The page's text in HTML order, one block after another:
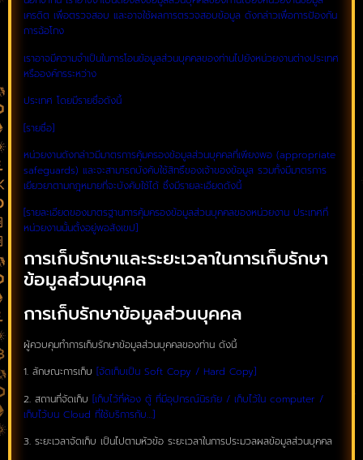
เครดิต เพื่อตรวจสอบ และอาจใช้ผลการตรวจสอบข้อมูล ดังกล่าวเพื่อการป้องกัน
การฉ้อโกง
เราอาจมีความจำเป็นในการโอนข้อมูลส่วนบุคคลของท่านไปยังหน่วยงานต่างประเทศ
หรือองค์กรระหว่าง
ประเทศ โดยมีรายชื่อดังนี้
[รายชื่อ]
หน่วยงานดังกล่าวมีมาตรการคุ้มครองข้อมูลส่วนบุคคลที่เพียงพอ (appropriate
safeguards) และจะสามารถบังคับใช้สิทธิ์ของเจ้าของข้อมูล รวมทั้งมีมาตรการ
เยียวยาตามกฎหมายที่จะบังคับใช้ได้ ซึ่งมีรายละเอียดดังนี้
[รายละเอียดของมาตรฐานการคุ้มครองข้อมูลส่วนบุคคลของหน่วยงาน ประเทศที่
หน่วยงานนั้นตั้งอยู่พอสังเขป]
การเก็บรักษาและระยะเวลาในการเก็บรักษา
ข้อมูลส่วนบุคคล
การเก็บรักษาข้อมูลส่วนบุคคล
ผู้ควบคุมทำการเก็บรักษาข้อมูลส่วนบุคคลของท่าน ดังนี้
1. ลักษณะการเก็บ [จัดเก็บเป็น Soft Copy / Hard Copy]
2. สถานที่จัดเก็บ [เก็บไว้ที่ห้อง ตู้ ที่มีอุปกรณ์นิรภัย / เก็บไว้ใน computer /
เก็บไว้บน Cloud ที่ใช้บริการกับ…]
3. ระยะเวลาจัดเก็บ เป็นไปตามหัวข้อ ระยะเวลาในการประมวลผลข้อมูลส่วนบุคคล